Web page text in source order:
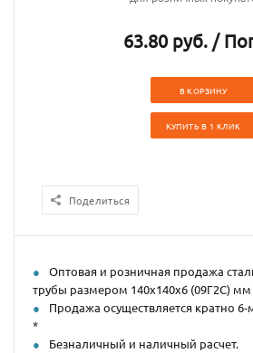
63.80 руб. /
В КОРЗИНУ
КУПИТЬ В 1 КЛИК
Поделиться
Оптовая и розничная продажа
трубы размером 140х140х6 (09Г2С) мм
Продажа осуществляется кратно
*
Безналичный и наличный расчет.